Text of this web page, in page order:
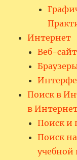
Интернет
Веб-
Поиск в
в
Поиск и
Поиск
учебной